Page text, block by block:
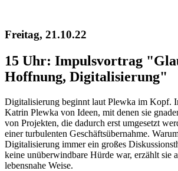
Freitag, 21.10.22
15 Uhr: Impulsvortrag
Hoffnung, Digitalisierung"
Digitalisierung beginnt laut Plewka im Kopf.
Katrin Plewka von Ideen, mit denen sie
von Projekten, die dadurch erst umgesetzt
einer turbulenten Geschäftsübernahme.
Digitalisierung immer ein großes
keine unüberwindbare Hürde war, erzählt sie
lebensnahe Weise.